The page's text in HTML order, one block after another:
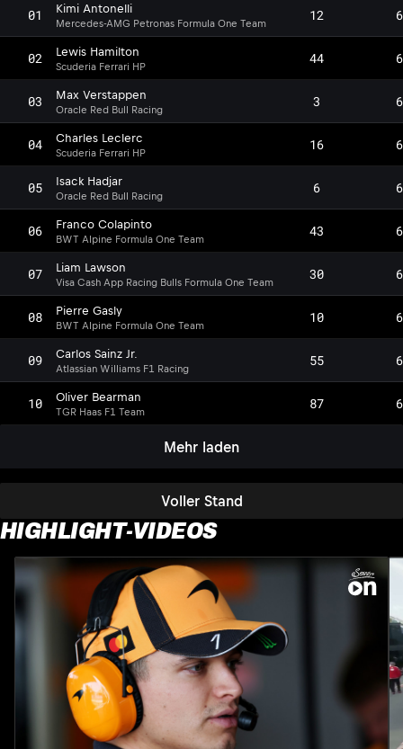
Voller Stand
01 Kimi Antonelli
Mercedes-AMG Petronas Formula One Team 12
02 Lewis Hamilton
Scuderia Ferrari HP 44
03 Max Verstappen
Oracle Red Bull Racing 3
04 Charles Leclerc
Scuderia Ferrari HP 16
05 Isack Hadjar
Oracle Red Bull Racing 6
06 Franco Colapinto
BWT Alpine Formula One Team 43
07 Liam Lawson
Visa Cash App Racing Bulls Formula One Team 30
08 Pierre Gasly
BWT Alpine Formula One Team 10
09 Carlos Sainz Jr.
Atlassian Williams F1 Racing 55
10 Oliver Bearman
TGR Haas F1 Team 87
Mehr laden
HIGHLIGHT-VIDEOS